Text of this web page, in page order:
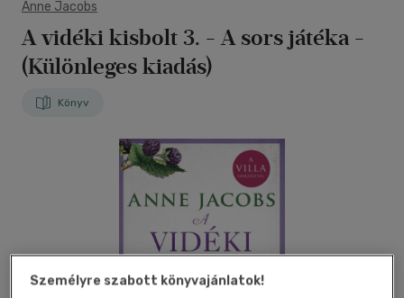
Anne Jacobs
A vidéki kisbolt 3. - A sors játéka -
(Különleges kiadás)
Könyv
Személyre szabott könyvajánlatok!